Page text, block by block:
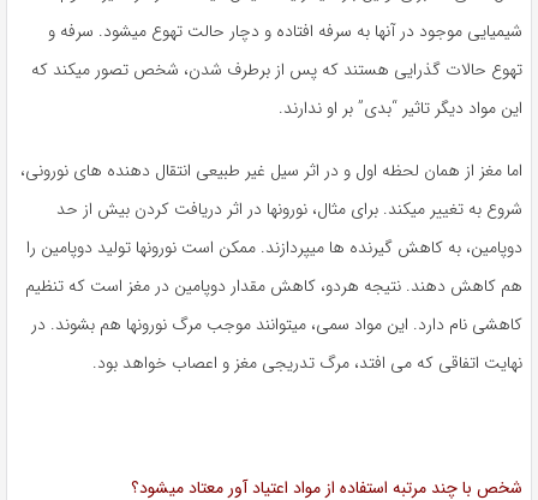
شیمیایی موجود در آنها به سرفه افتاده و دچار حالت تهوع میشود. سرفه و
تهوع حالات گذرایی هستند که پس از برطرف شدن، شخص تصور میکند که
این مواد دیگر تاثیر “بدی” بر او ندارند.
اما مغز از همان لحظه اول و در اثر سیل غیر طبیعی انتقال دهنده های نورونی،
شروع به تغییر میکند. برای مثال، نورونها در اثر دریافت کردن بیش از حد
دوپامین، به کاهش گیرنده ها میپردازند. ممکن است نورونها تولید دوپامین را
هم کاهش دهند. نتیجه هردو، کاهش مقدار دوپامین در مغز است که تنظیم
کاهشی نام دارد. این مواد سمی، میتوانند موجب مرگ نورونها هم بشوند. در
نهایت اتفاقی که می افتد، مرگ تدریجی مغز و اعصاب خواهد بود.
شخص با چند مرتبه استفاده از مواد اعتیاد آور معتاد میشود؟